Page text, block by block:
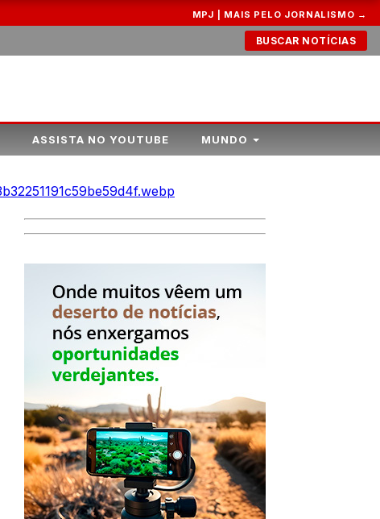
MPJ | MAIS PELO JORNALISMO →
BUSCAR NOTÍCIAS
ASSISTA NO YOUTUBE MUNDO